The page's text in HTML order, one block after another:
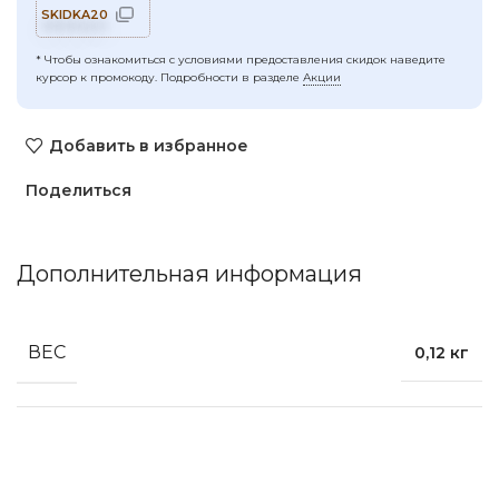
SKIDKA20
* Чтобы ознакомиться с условиями предоставления скидок наведите
курсор к промокоду. Подробности в разделе Акции
Добавить в избранное
Поделиться
Дополнительная информация
ВЕС 0,12 кг